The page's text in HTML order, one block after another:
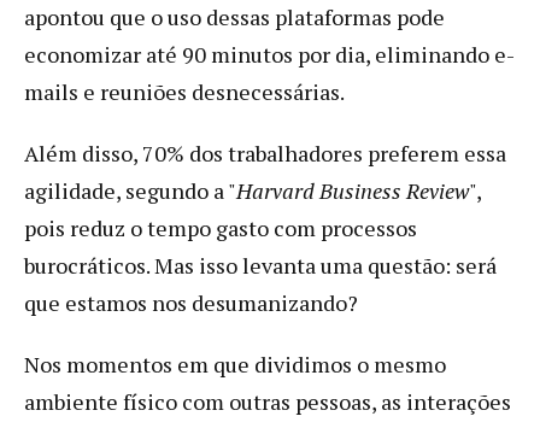
apontou que o uso dessas plataformas pode
economizar até 90 minutos por dia, eliminando e-
mails e reuniões desnecessárias.
Além disso, 70% dos trabalhadores preferem essa
agilidade, segundo a "Harvard Business Review",
pois reduz o tempo gasto com processos
burocráticos. Mas isso levanta uma questão: será
que estamos nos desumanizando?
Nos momentos em que dividimos o mesmo
ambiente físico com outras pessoas, as interações